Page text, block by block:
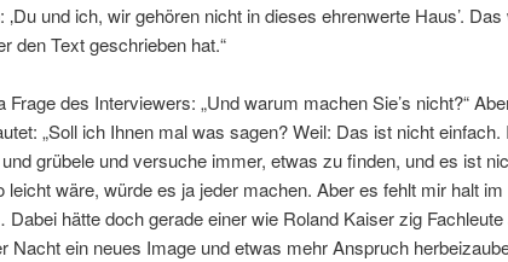
und ich, wir gehören nicht in dieses ehrenwerte Haus’. Das
den Text geschrieben hat.“
Frage des Interviewers: „Und warum machen Sie’s nicht?“
„Soll ich Ihnen mal was sagen? Weil: Das ist nicht einfach.
grübele und versuche immer, etwas zu finden, und es ist
leicht wäre, würde es ja jeder machen. Aber es fehlt mir halt im
hätte doch gerade einer wie Roland Kaiser zig Fachleute
Nacht ein neues Image und etwas mehr Anspruch